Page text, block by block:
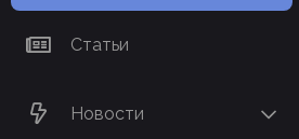
Статьи
Новости